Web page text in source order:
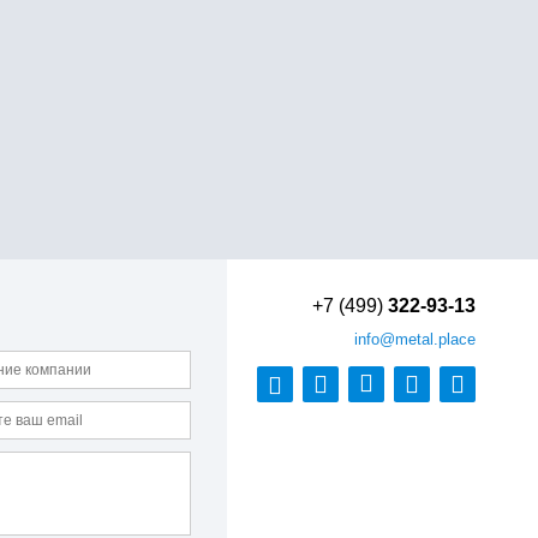
+7 (499) 322-93-13
info@metal.place